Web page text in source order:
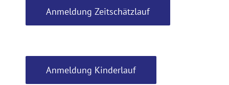
Anmeldung Zeitschätzlauf
Anmeldung Kinderlauf